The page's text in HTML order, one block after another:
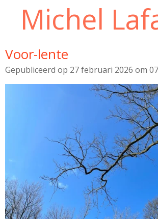
hoofdinhoud
Michel
Voor-lente
Gepubliceerd op 27 februari 2026 om